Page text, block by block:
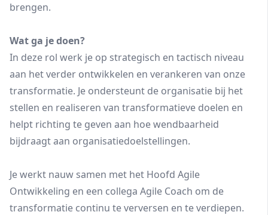
brengen.
Wat ga je doen?
In deze rol werk je op strategisch en tactisch niveau
aan het verder ontwikkelen en verankeren van onze
transformatie. Je ondersteunt de organisatie bij het
stellen en realiseren van transformatieve doelen en
helpt richting te geven aan hoe wendbaarheid
bijdraagt aan organisatiedoelstellingen.
Je werkt nauw samen met het Hoofd Agile
Ontwikkeling en een collega Agile Coach om de
transformatie continu te verversen en te verdiepen.